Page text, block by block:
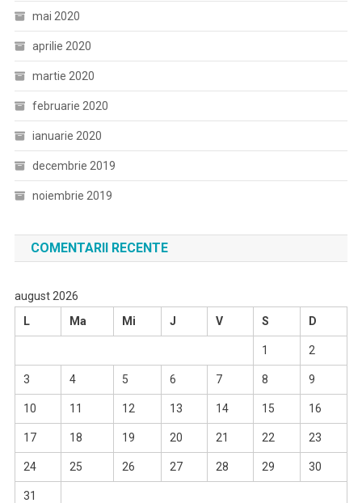
mai 2020
aprilie 2020
martie 2020
februarie 2020
ianuarie 2020
decembrie 2019
noiembrie 2019
COMENTARII RECENTE
august 2026
L
Ma Mi J V S D
1 2
3 4 5 6 7 8 9
10 11 12 13 14 15 16
17 18 19 20 21 22 23
24 25 26 27 28 29 30
31